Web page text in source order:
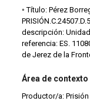
◦ Título: Pérez
descripción:
referencia: ES.
de Jerez de la
Área de contexto
Productor/a: